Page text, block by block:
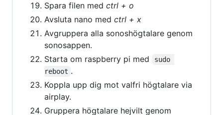
Spara filen med ctrl + o
Avsluta nano med ctrl + x
Avgruppera alla sonoshögtalare genom
sonosappen.
Starta om raspberry pi med
sudo
reboot .
Koppla upp dig mot valfri högtalare via
airplay.
Gruppera högtalare hejvilt genom